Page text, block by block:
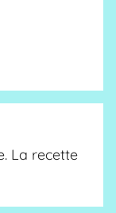
La recette